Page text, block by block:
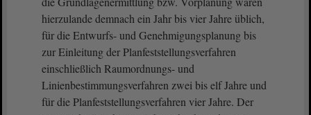
hierzulande demnach ein Jahr bis vier Jahre üblich,
für die Entwurfs- und Genehmigungsplanung bis
zur Einleitung der Planfeststellungsverfahren
einschließlich Raumordnungs- und
Linienbestimmungsverfahren zwei bis elf Jahre und
für die Planfeststellungsverfahren vier Jahre. Der